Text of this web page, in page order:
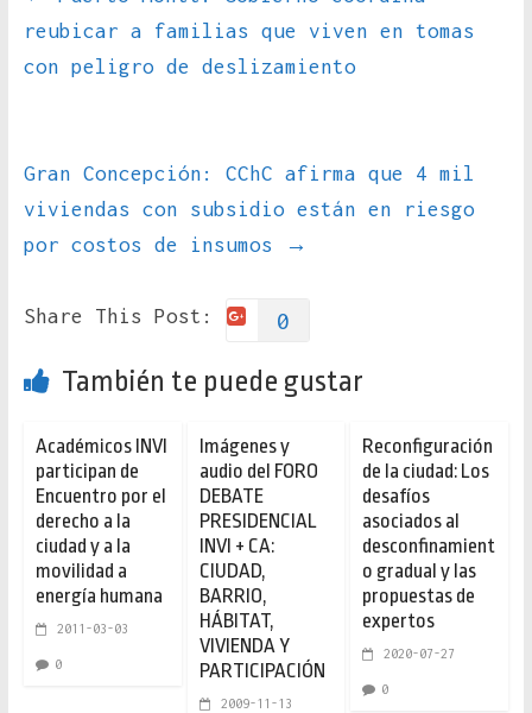
reubicar a familias que viven en tomas
con peligro de deslizamiento
Gran Concepción: CChC afirma que 4 mil
viviendas con subsidio están en riesgo
por costos de insumos
→
Share This Post: 0
También te puede gustar
Académicos INVI
participan de
Encuentro por el
derecho a la
ciudad y a la
movilidad a
energía humana
2011-03-03
0
Imágenes y
audio del FORO
DEBATE
PRESIDENCIAL
INVI + CA:
CIUDAD,
BARRIO,
HÁBITAT,
VIVIENDA Y
PARTICIPACIÓN
2009-11-13
Reconfiguración
de la ciudad: Los
desafíos
asociados al
desconfinamient
o gradual y las
propuestas de
expertos
2020-07-27
0